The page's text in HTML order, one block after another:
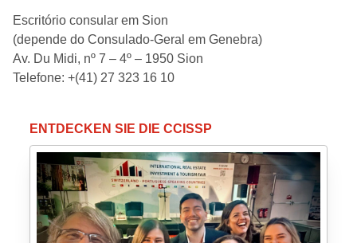
Escritório consular em Sion
(depende do Consulado-Geral em Genebra)
Av. Du Midi, nº 7 – 4º – 1950 Sion
Telefone: +(41) 27 323 16 10
ENTDECKEN SIE DIE CCISSP